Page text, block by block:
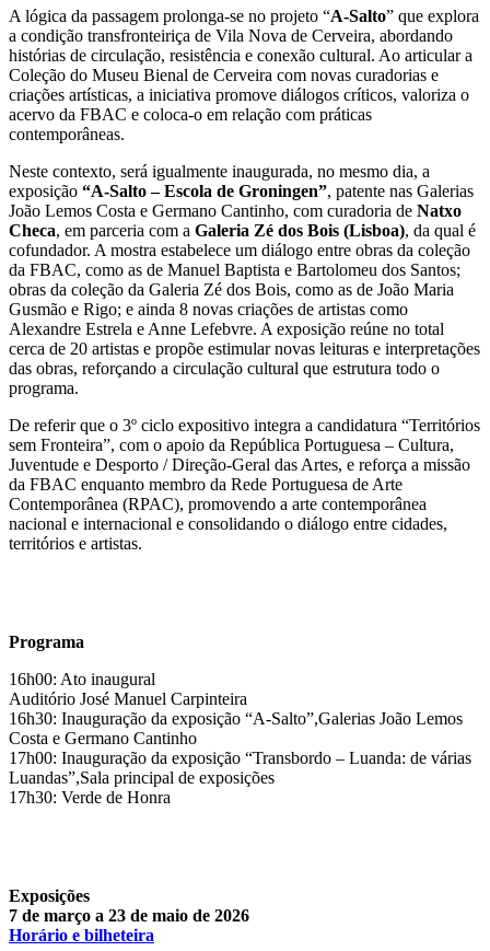
A lógica da passagem prolonga-se no projeto “A-Salto” que explora
a condição transfronteiriça de Vila Nova de Cerveira, abordando
histórias de circulação, resistência e conexão cultural. Ao articular a
Coleção do Museu Bienal de Cerveira com novas curadorias e
criações artísticas, a iniciativa promove diálogos críticos, valoriza o
acervo da FBAC e coloca-o em relação com práticas
contemporâneas.
Neste contexto, será igualmente inaugurada, no mesmo dia, a
exposição “A-Salto – Escola de Groningen”, patente nas Galerias
João Lemos Costa e Germano Cantinho, com curadoria de Natxo
Checa, em parceria com a Galeria Zé dos Bois (Lisboa), da qual é
cofundador. A mostra estabelece um diálogo entre obras da coleção
da FBAC, como as de Manuel Baptista e Bartolomeu dos Santos;
obras da coleção da Galeria Zé dos Bois, como as de João Maria
Gusmão e Rigo; e ainda 8 novas criações de artistas como
Alexandre Estrela e Anne Lefebvre. A exposição reúne no total
cerca de 20 artistas e propõe estimular novas leituras e interpretações
das obras, reforçando a circulação cultural que estrutura todo o
programa.
De referir que o 3º ciclo expositivo integra a candidatura “Territórios
sem Fronteira”, com o apoio da República Portuguesa – Cultura,
Juventude e Desporto / Direção-Geral das Artes, e reforça a missão
da FBAC enquanto membro da Rede Portuguesa de Arte
Contemporânea (RPAC), promovendo a arte contemporânea
nacional e internacional e consolidando o diálogo entre cidades,
territórios e artistas.
Programa
16h00: Ato inaugural
Auditório José Manuel Carpinteira
16h30: Inauguração da exposição “A-Salto”,Galerias João Lemos
Costa e Germano Cantinho
17h00: Inauguração da exposição “Transbordo – Luanda: de várias
Luandas”,Sala principal de exposições
17h30: Verde de Honra
Exposições
7 de março a 23 de maio de 2026
Horário e bilheteira